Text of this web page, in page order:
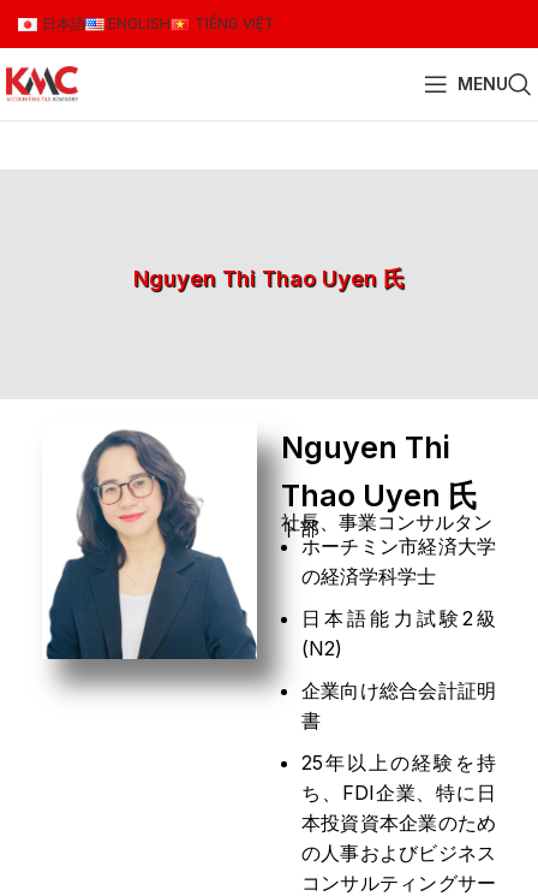
日本語 ENGLISH TIẾNG VIỆT
MENU
Nguyen Thi Thao Uyen 氏
Nguyen Thi
Thao Uyen 氏
社長、事業コンサルタン
ト部
ホーチミン市経済大学
の経済学科学士
日本語能力試験2級
(N2)
企業向け総合会計証明
書
25年以上の経験を持
ち、FDI企業、特に日
本投資資本企業のため
の人事およびビジネス
コンサルティングサー